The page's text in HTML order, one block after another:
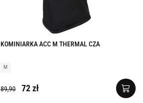
KOMINIARKA ACC M THERMAL CZA
M
89,90 72 zł